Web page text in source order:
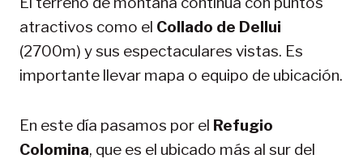
atractivos como el Collado de Dellui
(2700m) y sus espectaculares vistas. Es
importante llevar mapa o equipo de ubicación.
En este día pasamos por el Refugio
Colomina, que es el ubicado más al sur del